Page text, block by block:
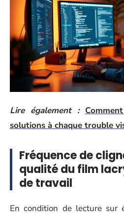
Lire également :
solutions à chaque trouble
Fréquence de
qualité du film
de travail
En condition de lecture sur